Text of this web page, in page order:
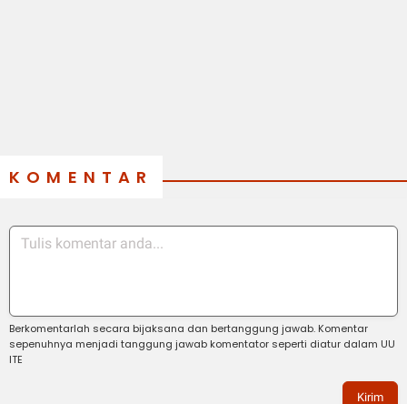
KOMENTAR
Berkomentarlah secara bijaksana dan bertanggung jawab. Komentar
sepenuhnya menjadi tanggung jawab komentator seperti diatur dalam UU
ITE
Kirim